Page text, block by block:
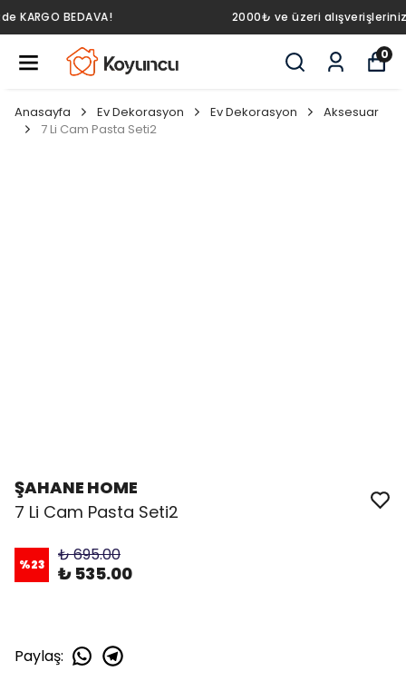
2000₺ ve üzeri alışverişlerinizde KARGO BEDAVA!
0
Anasayfa Ev Dekorasyon Ev Dekorasyon
Aksesuar
7 Li Cam Pasta Seti2
ŞAHANE HOME
7 Li Cam Pasta Seti2
%23 ₺ 695.00
₺ 535.00
Paylaş: